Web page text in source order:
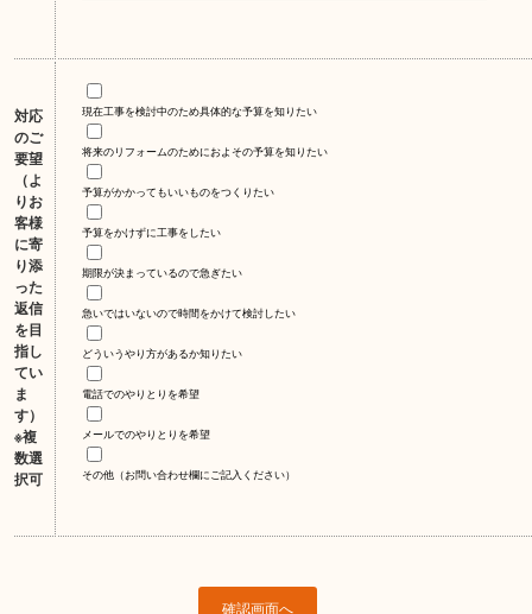
対応
のご
要望
（よ
りお
客様
に寄
り添
った
返信
を目
指し
てい
ま
す）
※複
数選
択可
現在工事を検討中のため具体的な予算を知りたい
将来のリフォームのためにおよその予算を知りたい
予算がかかってもいいものをつくりたい
予算をかけずに工事をしたい
期限が決まっているので急ぎたい
急いではいないので時間をかけて検討したい
どういうやり方があるか知りたい
電話でのやりとりを希望
メールでのやりとりを希望
その他（お問い合わせ欄にご記入ください）